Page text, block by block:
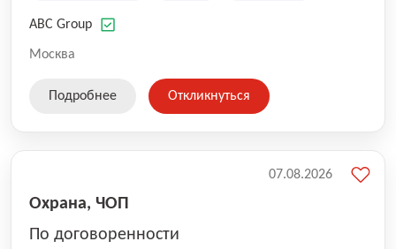
ABC Group
Москва
Подробнее Откликнуться
Охрана, ЧОП
По договоренности
07.08.2026